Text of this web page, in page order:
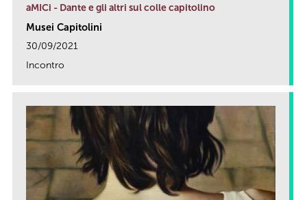
aMICi - Dante e gli altri sul colle capitolino
Musei Capitolini
30/09/2021
Incontro